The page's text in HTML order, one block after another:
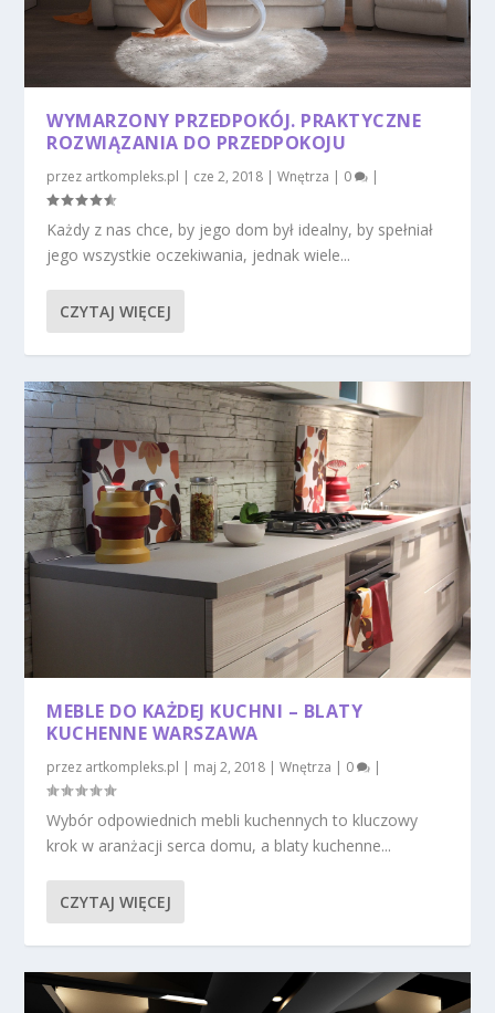
WYMARZONY PRZEDPOKÓJ. PRAKTYCZNE
ROZWIĄZANIA DO PRZEDPOKOJU
przez artkompleks.pl | cze 2, 2018 |Wnętrza | 0 |
Każdy z nas chce, by jego dom był idealny, by spełniał
jego wszystkie oczekiwania, jednak wiele...
CZYTAJ WIĘCEJ
MEBLE DO KAŻDEJ KUCHNI – BLATY
KUCHENNE WARSZAWA
przez artkompleks.pl maj 2, 2018 |Wnętrza 0
Wybór odpowiednich mebli kuchennych to kluczowy
krok w aranżacji serca domu, a blaty kuchenne...
CZYTAJ WIĘCEJ